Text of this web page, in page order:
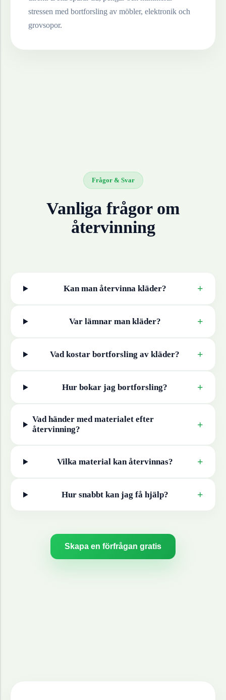
stressen med bortforsling av möbler, elektronik och
grovsopor.
Frågor & Svar
Vanliga frågor om
återvinning
Kan man återvinna kläder? +
Var lämnar man kläder? +
Vad kostar bortforsling av kläder? +
Hur bokar jag bortforsling? +
Vad händer med materialet efter
återvinning?
+
Vilka material kan återvinnas? +
Hur snabbt kan jag få hjälp? +
Skapa en förfrågan gratis